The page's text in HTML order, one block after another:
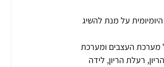
על מנת להשיג
מערכת העצבים ומערכת
רעלת הריון, לידה